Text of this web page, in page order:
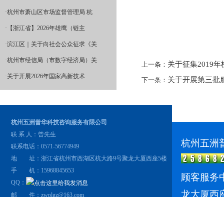
·杭州市萧山区市场监督管理局 杭
· 【浙江省】2026年雄鹰（链主
·滨江区｜关于向社会公众征求《关
·杭州市经信局（市数字经济局）关
·关于开展2026年国家高新技术
上一条： 关于征集2019
下一条： 关于开展第三批
杭州五洲普华科技咨询服务有限公司
联 系 人：曾先生
联系电话：0571-56774949
地 址：浙江省杭州市西湖区杭大路9号聚龙大厦西座5楼
手 机：15968845653
QQ：
邮 件：zwplgz@163.com
杭州五洲
顾客服务
龙大厦西